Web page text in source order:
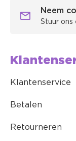
Neem
Stuur ons
Klantenservice
Betalen
Retourneren